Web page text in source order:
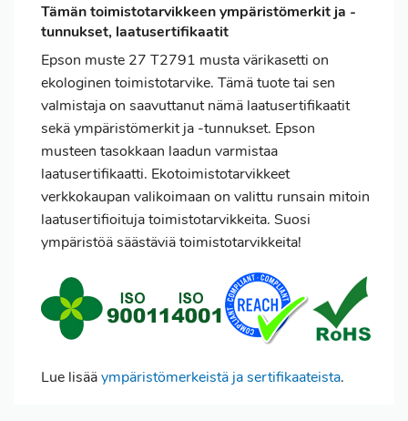
Tämän toimistotarvikkeen ympäristömerkit ja -
tunnukset, laatusertifikaatit
Epson muste 27 T2791 musta värikasetti on
ekologinen toimistotarvike. Tämä tuote tai sen
valmistaja on saavuttanut nämä laatusertifikaatit
sekä ympäristömerkit ja -tunnukset. Epson
musteen tasokkaan laadun varmistaa
laatusertifikaatti. Ekotoimistotarvikkeet
verkkokaupan valikoimaan on valittu runsain mitoin
laatusertifioituja toimistotarvikkeita. Suosi
ympäristöä säästäviä toimistotarvikkeita!
Lue lisääympäristömerkeistä ja sertifikaateista.